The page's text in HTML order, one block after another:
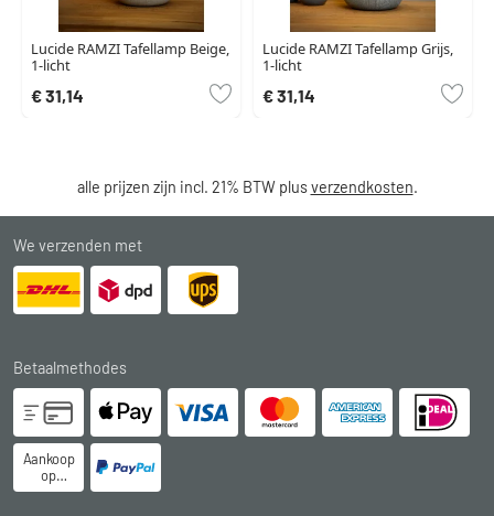
Lucide RAMZI Tafellamp Beige,
1-licht
€ 31,14
Lucide RAMZI Tafellamp Grijs,
1-licht
€ 31,14
alle prijzen zijn incl. 21% BTW plusverzendkosten.
We verzenden met
Betaalmethodes
Aankoop
op
rekening